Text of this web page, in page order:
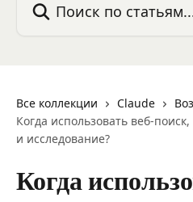
Все коллекции Claude
Когда использовать веб-
и исследование?
Когда